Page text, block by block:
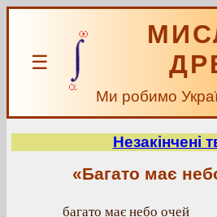
☰
Ми робимо
Незакінчені
«Багато має
багато має небо очей